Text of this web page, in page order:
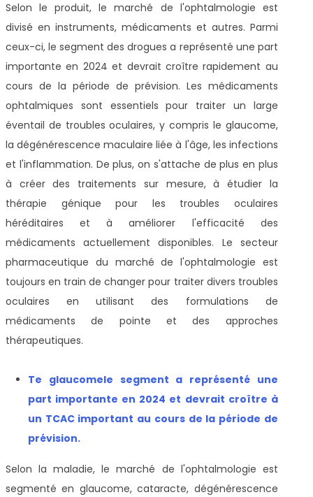
Selon le produit, le marché de l'ophtalmologie est
divisé en instruments, médicaments et autres. Parmi
ceux-ci, le segment des drogues a représenté une part
importante en 2024 et devrait croître rapidement au
cours de la période de prévision. Les médicaments
ophtalmiques sont essentiels pour traiter un large
éventail de troubles oculaires, y compris le glaucome,
la dégénérescence maculaire liée à l'âge, les infections
et l'inflammation. De plus, on s'attache de plus en plus
à créer des traitements sur mesure, à étudier la
thérapie génique pour les troubles oculaires
héréditaires et à améliorer l'efficacité des
médicaments actuellement disponibles. Le secteur
pharmaceutique du marché de l'ophtalmologie est
toujours en train de changer pour traiter divers troubles
oculaires en utilisant des formulations de
médicaments de pointe et des approches
thérapeutiques.
Te glaucomele segment a représenté une
part importante en 2024 et devrait croître à
un TCAC important au cours de la période de
prévision.
Selon la maladie, le marché de l'ophtalmologie est
segmenté en glaucome, cataracte, dégénérescence